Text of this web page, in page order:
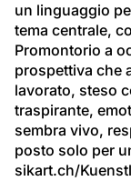
un linguaggio
tema centrale,
Promontorio a
prospettiva che
lavorato, steso
traspirante,
sembra vivo,
posto solo per
sikart.ch/